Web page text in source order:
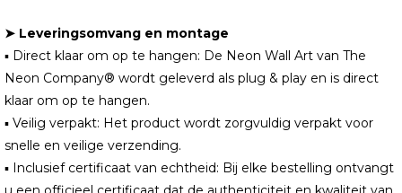
➤ Leveringsomvang en montage
▪ Direct klaar om op te hangen: De Neon Wall Art van The
Neon Company® wordt geleverd als plug & play en is direct
klaar om op te hangen.
▪ Veilig verpakt: Het product wordt zorgvuldig verpakt voor
snelle en veilige verzending.
▪ Inclusief certificaat van echtheid: Bij elke bestelling ontvangt